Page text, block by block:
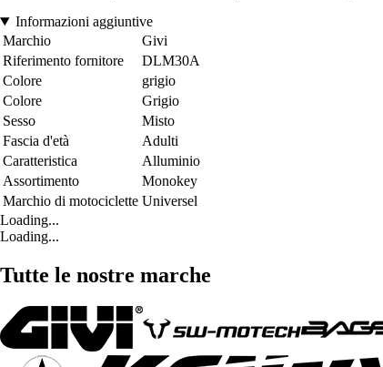
Informazioni aggiuntive
Marchio
Givi
Riferimento fornitore
DLM30A
Colore
grigio
Colore
Grigio
Sesso
Misto
Fascia d'età
Adulti
Caratteristica
Alluminio
Assortimento
Monokey
Marchio di motociclette Universel
Loading...
Loading...
Tutte le nostre marche